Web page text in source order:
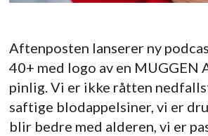
Aftenposten lanserer ny
40+ med logo av en MUGGEN
pinlig. Vi er ikke råtten
saftige blodappelsiner, vi er
blir bedre med alderen, vi er